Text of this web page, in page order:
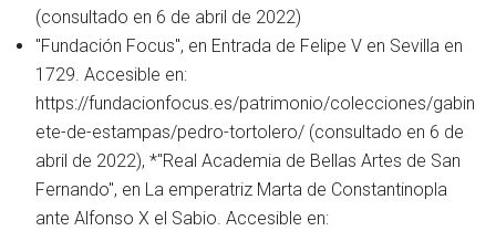
Abrir menú principal
(consultado en 6 de abril de 2022)
"Fundación Focus", en Entrada de Felipe V en Sevilla en
1729. Accesible en:
https://fundacionfocus.es/patrimonio/colecciones/gabin
ete-de-estampas/pedro-tortolero/ (consultado en 6 de
abril de 2022), *"Real Academia de Bellas Artes de San
Fernando", en La emperatriz Marta de Constantinopla
ante Alfonso X el Sabio. Accesible en: